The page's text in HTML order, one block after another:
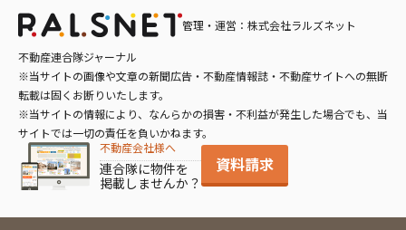
デザイナーズ
追い炊き風呂
管理・運営：株式会社ラルズネット
不動産連合隊ジャーナル
※当サイトの画像や文章の新聞広告・不動産情報誌・不動産サイトへの無断
転載は固くお断りいたします。
※当サイトの情報により、なんらかの損害・不利益が発生した場合でも、当
サイトでは一切の責任を負いかねます。
不動産会社様へ
連合隊に物件を
掲載しませんか？
資料請求